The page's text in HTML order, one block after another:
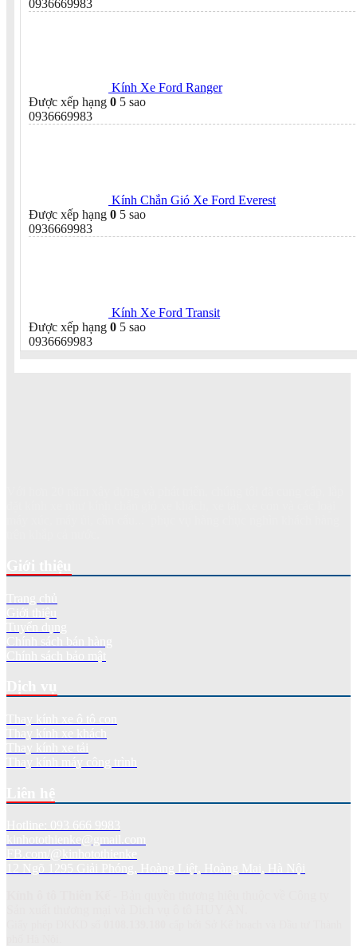
0936669983
Kính Xe Ford Ranger
Được xếp hạng 0 5 sao
0936669983
Kính Chắn Gió Xe Ford Everest
Được xếp hạng 0 5 sao
0936669983
Kính Xe Ford Transit
Được xếp hạng 0 5 sao
0936669983